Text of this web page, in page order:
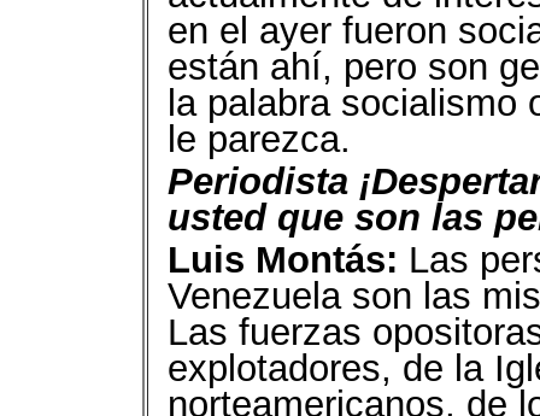
en el ayer fueron
están ahí, pero son
la palabra socialismo
le parezca.
Periodista
usted que son las
Luis Montás: Las
Venezuela son las
Las fuerzas
explotadores, de la
norteamericanos, de